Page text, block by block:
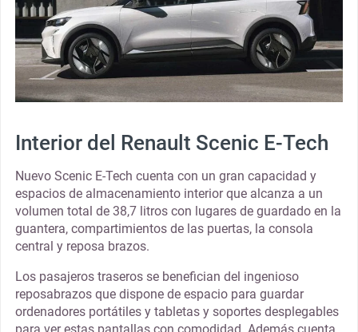
Interior del Renault Scenic E-Tech
Nuevo Scenic E-Tech cuenta con un gran capacidad y
espacios de almacenamiento interior que alcanza a un
volumen total de 38,7 litros con lugares de guardado en la
guantera, compartimientos de las puertas, la consola
central y reposa brazos.
Los pasajeros traseros se benefician del ingenioso
reposabrazos que dispone de espacio para guardar
ordenadores portátiles y tabletas y soportes desplegables